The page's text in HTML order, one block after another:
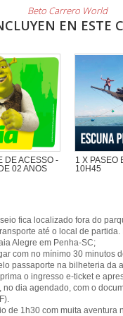
Beto Carrero World
EN ESTE
DE ACESSO -
02 ANOS
1 X PASEO
10H45
islas de la
Piçarras.
fica localizado fora do
até o local de
Alegre em Penha-SC;
com no mínimo 30 minutos
passaporte na bilheteria da
o ingresso e-ticket e
no dia agendado, com o
de 1h30 com muita aventura